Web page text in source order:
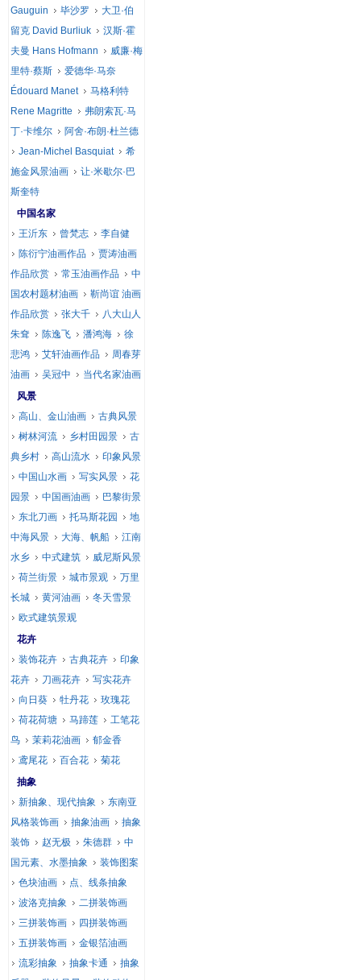
Gauguin
毕沙罗
大卫·伯
留克 David Burliuk
汉斯·霍
夫曼 Hans Hofmann
威廉·梅
里特·蔡斯
爱德华·马奈
Édouard Manet
马格利特
Rene Magritte
弗朗索瓦·马
丁·卡维尔
阿舍·布朗·杜兰德
Jean-Michel Basquiat
希
施金风景油画
让·米歇尔·巴
斯奎特
中国名家
王沂东
曾梵志
李自健
陈衍宁油画作品
贾涛油画
作品欣赏
常玉油画作品
中
国农村题材油画
靳尚谊 油画
作品欣赏
张大千
八大山人
朱耷
陈逸飞 潘鸿海
徐
悲鸿
艾轩油画作品
周春芽
油画
吴冠中
当代名家油画
风景
高山、金山油画
古典风景
树林河流
乡村田园景
古
典乡村
高山流水
印象风景
中国山水画
写实风景
花
园景
中国画油画
巴黎街景
东北刀画
托马斯花园
地
中海风景
大海、帆船
江南
水乡
中式建筑
威尼斯风景
荷兰街景
城市景观
万里
长城
黄河油画
冬天雪景
欧式建筑景观
花卉
装饰花卉
古典花卉
印象
花卉
刀画花卉
写实花卉
向日葵
牡丹花
玫瑰花
荷花荷塘
马蹄莲
工笔花
鸟
茉莉花油画
郁金香
鸢尾花
百合花
菊花
抽象
新抽象、现代抽象
东南亚
风格装饰画
抽象油画
抽象
装饰
赵无极 朱德群
中
国元素、水墨抽象
装饰图案
色块油画
点、线条抽象
波洛克抽象
二拼装饰画
三拼装饰画
四拼装饰画
五拼装饰画
金银箔油画
流彩抽象
抽象卡通
抽象